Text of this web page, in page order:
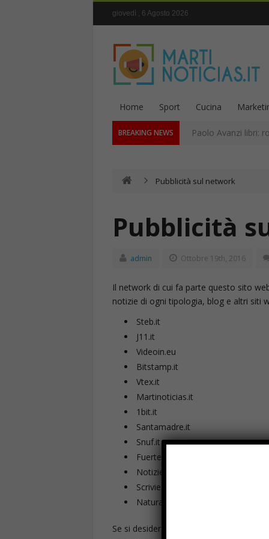
giovedì , 6 Agosto 2026
Home Sport Cucina
BREAKING NEWS Paolo Avanzi libri:
Pubblicità sul network
Pubblicità
admin Ottobre 19th, 2016
Il network di cui fa parte questo sito
notizie di ogni tipologia, blog e altri siti
Steb.it
J11.it
Videoin.eu
Bitstamp.it
Vtex.it
Martinoticias.it
1bit.it
Santamadre.it
Snuf.it
Fuerteventura.news
Notiziegossip.net
Scrivieguadagna.com
Natura-sana.it
Se si desidera richiedere la